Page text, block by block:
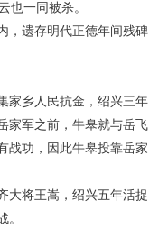
也一同被杀。
，遗存明代正德年间残碑
家乡人民抗金，绍兴三年
家军之前，牛皋就与岳飞
战功，因此牛皋投靠岳家
大将王嵩，绍兴五年活捉
。